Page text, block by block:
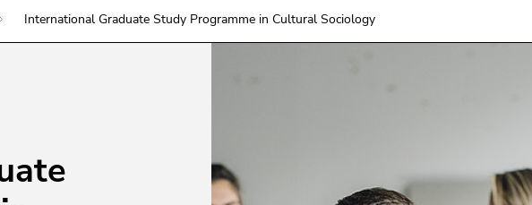
International Graduate Study Programme in Cultural Sociology